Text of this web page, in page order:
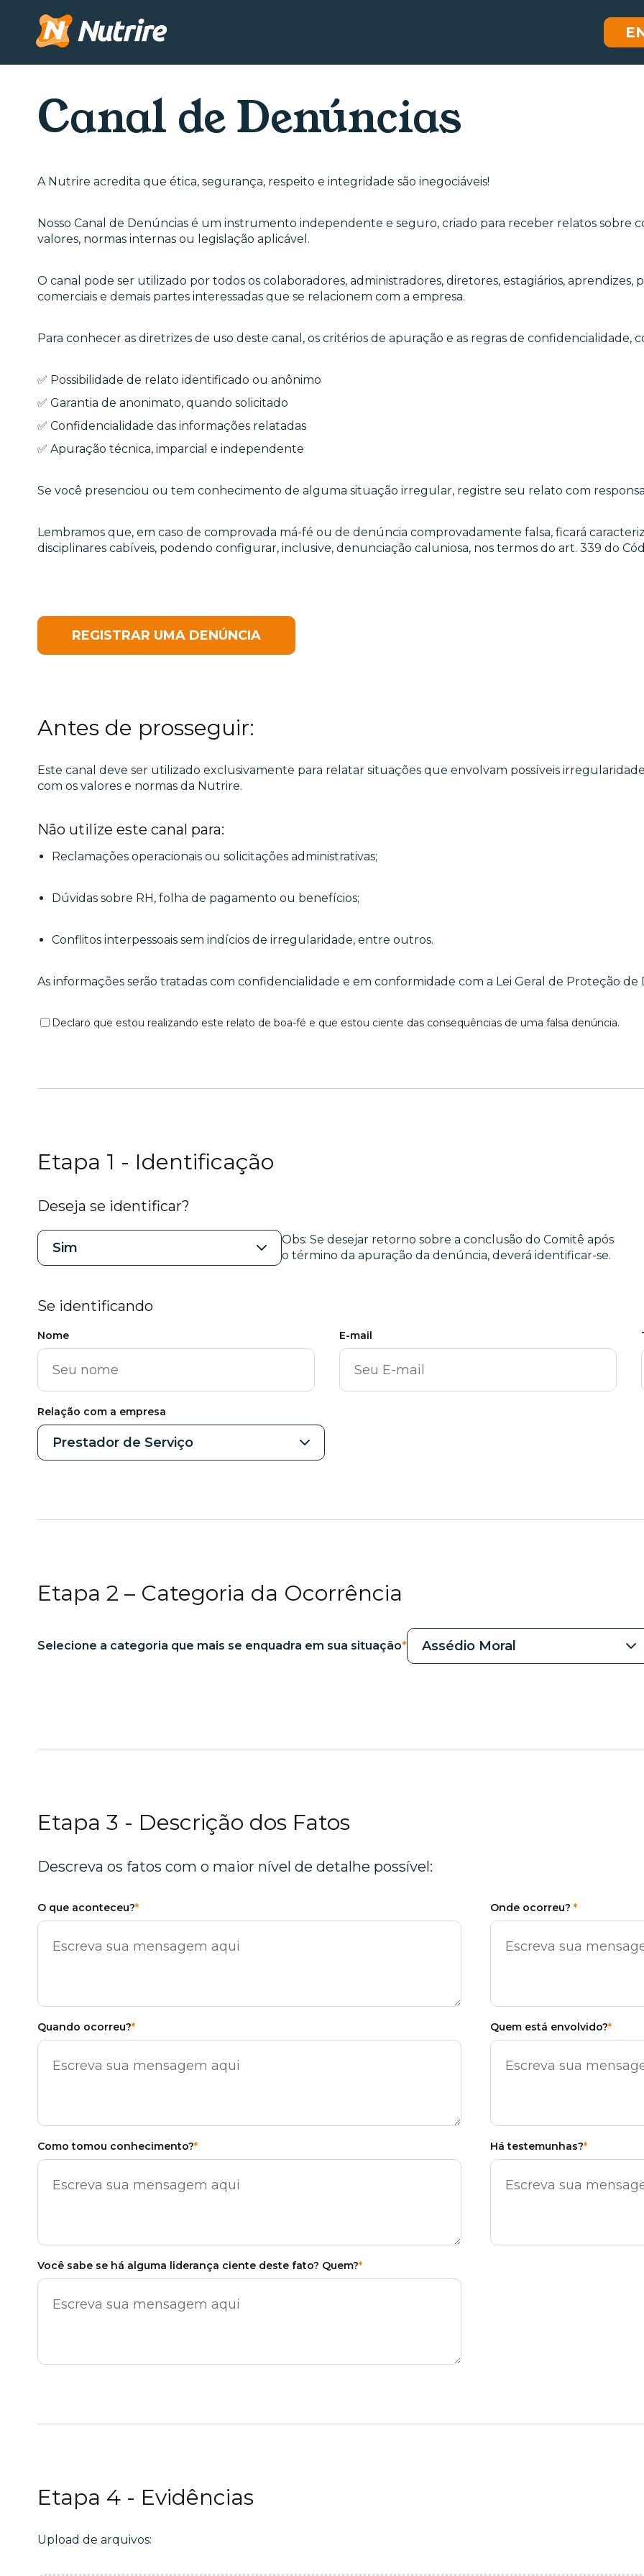
Canal de Denúncias
A Nutrire acredita que ética, segurança, respeito e integridade são inegociáveis!
Nosso Canal de Denúncias é um instrumento independente e seguro, criado para receber relatos sobre
valores, normas internas ou legislação aplicável.
O canal pode ser utilizado por todos os colaboradores, administradores, diretores, estagiários, aprendizes,
comerciais e demais partes interessadas que se relacionem com a empresa.
Para conhecer as diretrizes de uso deste canal, os critérios de apuração e as regras de confidencialidade,
✅ Possibilidade de relato identificado ou anônimo
✅ Garantia de anonimato, quando solicitado
✅ Confidencialidade das informações relatadas
✅ Apuração técnica, imparcial e independente
Se você presenciou ou tem conhecimento de alguma situação irregular, registre seu relato com
Lembramos que, em caso de comprovada má-fé ou de denúncia comprovadamente falsa, ficará
disciplinares cabíveis, podendo configurar, inclusive, denunciação caluniosa, nos termos do art. 339 do
REGISTRAR UMA DENÚNCIA
Antes de prosseguir:
Este canal deve ser utilizado exclusivamente para relatar situações que envolvam possíveis
com os valores e normas da Nutrire.
Não utilize este canal para:
Reclamações operacionais ou solicitações administrativas;
Dúvidas sobre RH, folha de pagamento ou benefícios;
Conflitos interpessoais sem indícios de irregularidade, entre outros.
As informações serão tratadas com confidencialidade e em conformidade com a Lei Geral de Proteção de
Declaro que estou realizando este relato de boa-fé e que estou ciente das consequências de uma falsa denúncia.
Etapa 1 - Identificação
Deseja se identificar?
Sim
Obs: Se desejar retorno sobre a conclusão do Comitê após
o término da apuração da denúncia, deverá identificar-se.
Se identificando
Nome E-mail
Relação com a empresa
Prestador de Serviço
Etapa 2 – Categoria da Ocorrência
Selecione a categoria que mais se enquadra em sua situação* Assédio Moral
Etapa 3 - Descrição dos Fatos
Descreva os fatos com o maior nível de detalhe possível:
O que aconteceu?* Onde ocorreu? *
Quando ocorreu?* Quem está envolvido?*
Como tomou conhecimento?* Há testemunhas?*
Você sabe se há alguma liderança ciente deste fato? Quem?*
Etapa 4 - Evidências
Upload de arquivos: